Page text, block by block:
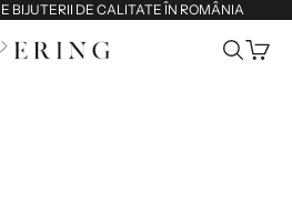
BIJUTERII DE CALITATE ÎN ROMÂNIA
Deschide